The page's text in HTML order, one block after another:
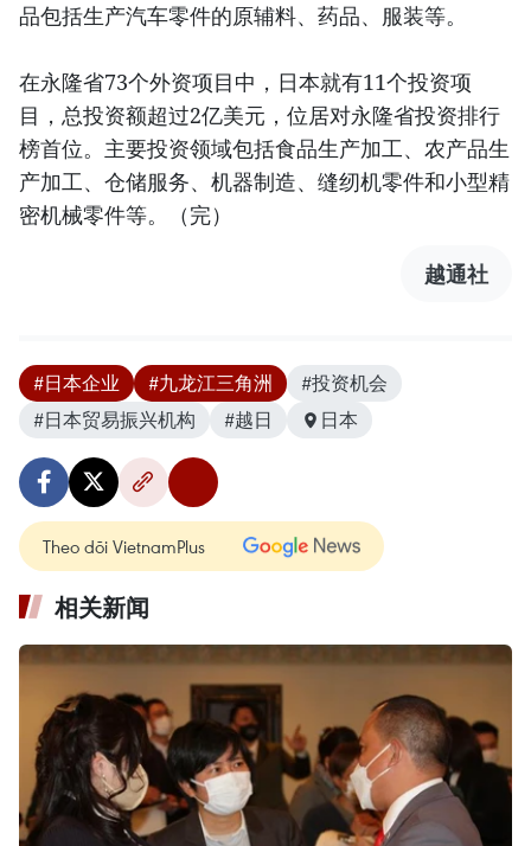
品包括生产汽车零件的原辅料、药品、服装等。
在永隆省73个外资项目中，日本就有11个投资项
目，总投资额超过2亿美元，位居对永隆省投资排行
榜首位。主要投资领域包括食品生产加工、农产品生
产加工、仓储服务、机器制造、缝纫机零件和小型精
密机械零件等。（完）
越通社
#日本企业 #九龙江三角洲
#投资机会
#日本贸易振兴机构
#越日 日本
Theo dõi VietnamPlus
相关新闻